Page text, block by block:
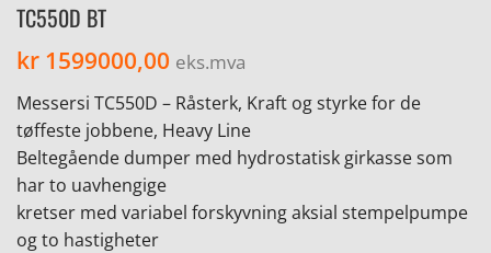
TC550D BT
kr 1599000,00 eks.mva
Messersi TC550D – Råsterk, Kraft og styrke for de
tøffeste jobbene, Heavy Line
Beltegående dumper med hydrostatisk girkasse som
har to uavhengige
kretser med variabel forskyvning aksial stempelpumpe
og to hastigheter